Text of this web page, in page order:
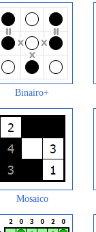
Binairo+
Mosaico